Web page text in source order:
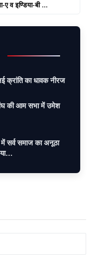
ए व इण्डिया-बी ...
क्रांति का धावक नीरज
की आम सभा में उमेश
में सर्व समाज का अनूठा